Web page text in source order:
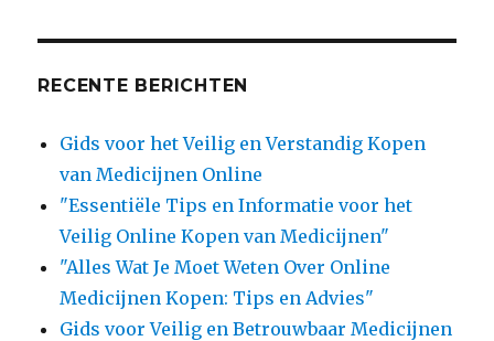
RECENTE BERICHTEN
Gids voor het Veilig en Verstandig Kopen
van Medicijnen Online
"Essentiële Tips en Informatie voor het
Veilig Online Kopen van Medicijnen"
"Alles Wat Je Moet Weten Over Online
Medicijnen Kopen: Tips en Advies"
Gids voor Veilig en Betrouwbaar Medicijnen